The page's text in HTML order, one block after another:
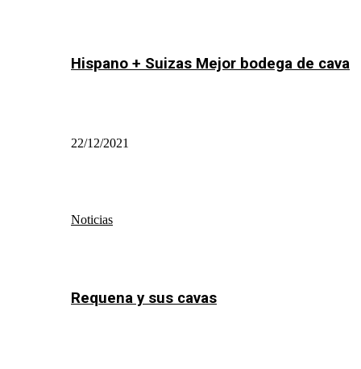
Hispano + Suizas Mejor bodega de cava
22/12/2021
Noticias
Requena y sus cavas